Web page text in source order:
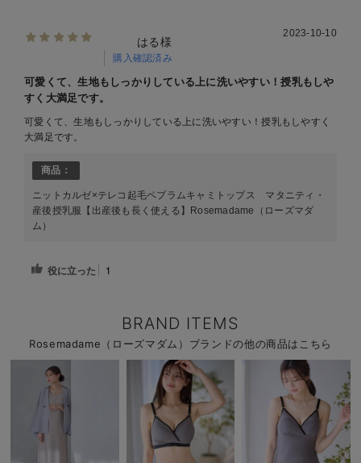
はる様
購入確認済み
2023-10-10
可愛くて、生地もしっかりしている上に洗いやすい！授乳もしや
すく大満足です。
可愛くて、生地もしっかりしている上に洗いやすい！授乳もしやすく
大満足です。
商品：
ニットカルゼ×テレコ起毛ペプラムキャミトップス マタニティ・
産後授乳服【出産後も長く使える】Rosemadame（ローズマダ
ム）
役に立った 1
BRAND ITEMS
Rosemadame（ローズマダム）ブランドの他の商品はこちら